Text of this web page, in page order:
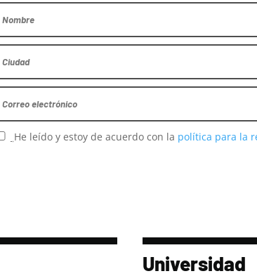
He leído y estoy de acuerdo con la política para la
Universidad